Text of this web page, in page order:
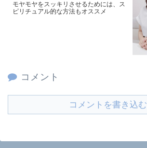
モヤモヤをスッキリさせるためには、ス
ピリチュアル的な方法もオススメ
コメント
コメントを書き込む